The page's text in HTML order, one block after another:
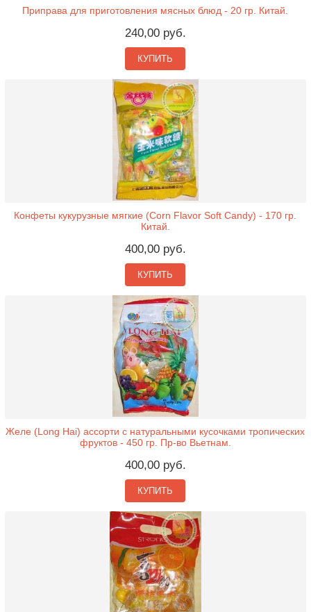
Приправа для приготовления мясных блюд - 20 гр. Китай.
240,00 руб.
КУПИТЬ
Конфеты кукурузные мягкие (Corn Flavor Soft Candy) - 170 гр.
Китай.
400,00 руб.
КУПИТЬ
Желе (Long Hai) ассорти с натуральными кусочками тропических
фруктов - 450 гр. Пр-во Вьетнам.
400,00 руб.
КУПИТЬ